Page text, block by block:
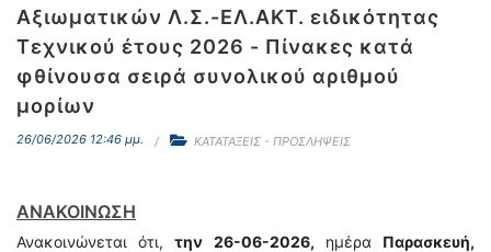
Αξιωματικών Λ.Σ.-ΕΛ.ΑΚΤ. ειδικότητας
Τεχνικού έτους 2026 - Πίνακες κατά
φθίνουσα σειρά συνολικού αριθμού
μορίων
26/06/2026 12:46 μμ. ΚΑΤΑΤΑΞΕΙΣ - ΠΡΟΣΛΗΨΕΙΣ
ΑΝΑΚΟΙΝΩΣΗ
Ανακοινώνεται ότι,την 26-06-2026, ημέρα Παρασκευή,